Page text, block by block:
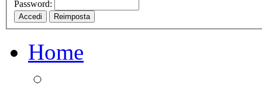
Password:
Home